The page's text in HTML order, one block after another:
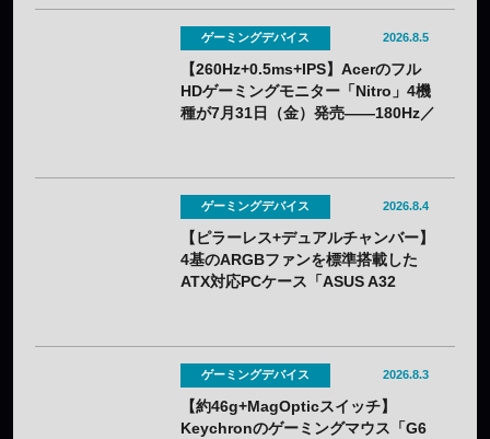
ゲーミングデバイス 2026.8.5
【260Hz+0.5ms+IPS】Acerのフル
HDゲーミングモニター「Nitro」4機
種が7月31日（金）発売——180Hz／
ゲーミングデバイス 2026.8.4
【ピラーレス+デュアルチャンバー】
4基のARGBファンを標準搭載した
ATX対応PCケース「ASUS A32
ゲーミングデバイス 2026.8.3
【約46g+MagOpticスイッチ】
Keychronのゲーミングマウス「G6